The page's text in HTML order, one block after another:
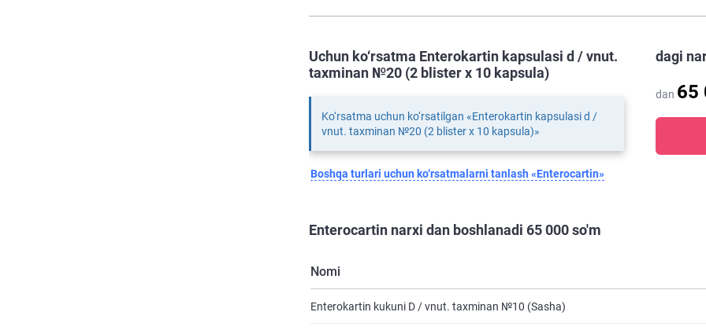
dagi
dan 65
Uchun ko‘rsatma Enterokartin kapsulasi d / vnut.
taxminan №20 (2 blister х 10 kapsula)
Ko‘rsatma uchun ko‘rsatilgan «Enterokartin kapsulasi d /
vnut. taxminan №20 (2 blister х 10 kapsula)»
Boshqa turlari uchun ko‘rsatmalarni tanlash «Enterocartin»
Enterocartin narxi dan boshlanadi 65 000 so'm
Nomi
Enterokartin kukuni D / vnut. taxminan №10 (Sasha)